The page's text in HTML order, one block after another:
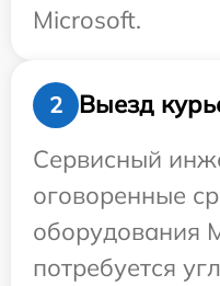
Microsoft.
2
Выезд
Сервисный
оговоренные
оборудования
потребуется